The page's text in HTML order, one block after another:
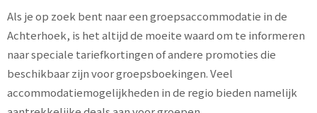
Als je op zoek bent naar een groepsaccommodatie in de
Achterhoek, is het altijd de moeite waard om te informeren
naar speciale tariefkortingen of andere promoties die
beschikbaar zijn voor groepsboekingen. Veel
accommodatiemogelijkheden in de regio bieden namelijk